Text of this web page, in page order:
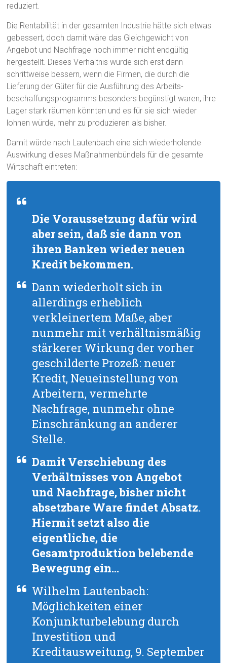
reduziert.
Die Rentabilität in der gesamten Industrie hätte sich etwas
gebessert, doch damit wäre das Gleichgewicht von
Angebot und Nachfrage noch immer nicht endgültig
hergestellt. Dieses Verhältnis würde sich erst dann
schrittweise bessern, wenn die Firmen, die durch die
Lieferung der Güter für die Ausführung des Arbeits-
beschaffungsprogramms besonders begünstigt waren, ihre
Lager stark räumen könnten und es für sie sich wieder
lohnen würde, mehr zu produzieren als bisher.
Damit würde nach Lautenbach eine sich wiederholende
Auswirkung dieses Maßnahmenbündels für die gesamte
Wirtschaft eintreten:
Die Voraussetzung dafür wird
aber sein, daß sie dann von
ihren Banken wieder neuen
Kredit bekommen.
Dann wiederholt sich in
allerdings erheblich
verkleinertem Maße, aber
nunmehr mit verhältnismäßig
stärkerer Wirkung der vorher
geschilderte Prozeß: neuer
Kredit, Neueinstellung von
Arbeitern, vermehrte
Nachfrage, nunmehr ohne
Einschränkung an anderer
Stelle.
Damit Verschiebung des
Verhältnisses von Angebot
und Nachfrage, bisher nicht
absetzbare Ware findet Absatz.
Hiermit setzt also die
eigentliche, die
Gesamtproduktion belebende
Bewegung ein…
Wilhelm Lautenbach:
Möglichkeiten einer
Konjunkturbelebung durch
Investition und
Kreditausweitung, 9. September